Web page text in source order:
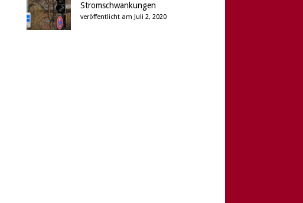
Stromschwankungen
veröffentlicht am Juli 2, 2020